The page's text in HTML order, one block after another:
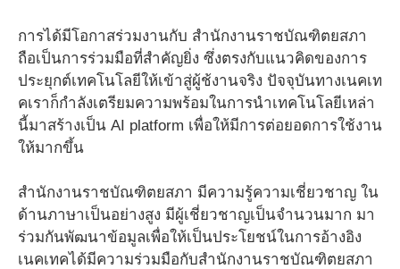
การได้มีโอกาสร่วมงานกับ สำนักงานราชบัณฑิตยสภา
ถือเป็นการร่วมมือที่สำคัญยิ่ง ซึ่งตรงกับแนวคิดของการ
ประยุกต์เทคโนโลยีให้เข้าสู่ผู้ช้งานจริง ปัจจุบันทางเนคเท
คเราก็กำลังเตรียมความพร้อมในการนำเทคโนโลยีเหล่า
นี้มาสร้างเป็น AI platform เพื่อให้มีการต่อยอดการใช้งาน
ให้มากขึ้น
สำนักงานราชบัณฑิตยสภา มีความรู้ความเชี่ยวชาญ ใน
ด้านภาษาเป็นอย่างสูง มีผู้เชี่ยวชาญเป็นจำนวนมาก มา
ร่วมกันพัฒนาข้อมูลเพื่อให้เป็นประโยชน์ในการอ้างอิง
เนคเทคได้มีความร่วมมือกับสำนักงานราชบัณฑิตยสภา